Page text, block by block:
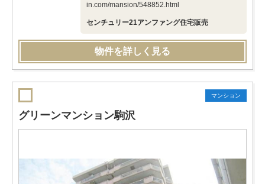
in.com/mansion/548852.html
センチュリー21アンファング住宅販売
物件を詳しく見る
マンション
グリーンマンション駒沢